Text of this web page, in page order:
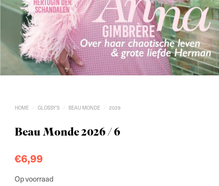
HOME / GLOSSY'S / BEAU MONDE / 2026
Beau Monde 2026 / 6
€6,99
Op voorraad